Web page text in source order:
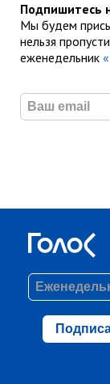
Подпишитесь
Мы будем
нельзя
еженедельник